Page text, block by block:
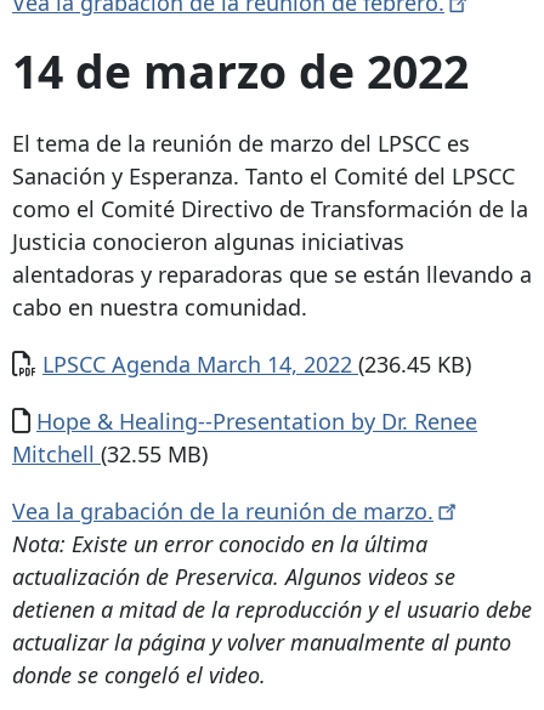
14 de marzo de 2022
El tema de la reunión de marzo del LPSCC es
Sanación y Esperanza. Tanto el Comité del LPSCC
como el Comité Directivo de Transformación de la
Justicia conocieron algunas iniciativas
alentadoras y reparadoras que se están llevando a
cabo en nuestra comunidad.
Documento
LPSCC Agenda March 14, 2022 (236.45 KB)
Documento
Hope & Healing--Presentation by Dr. Renee
Mitchell (32.55 MB)
Vea la grabación de la reunión de marzo.
Nota: Existe un error conocido en la última
actualización de Preservica. Algunos videos se
detienen a mitad de la reproducción y el usuario debe
actualizar la página y volver manualmente al punto
donde se congeló el video.